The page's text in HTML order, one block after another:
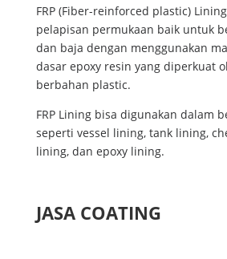
FRP (Fiber-reinforced plastic)
pelapisan permukaan baik untuk
dan baja dengan menggunakan
dasar epoxy resin yang diperkuat
berbahan plastic.
FRP Lining bisa digunakan dalam
seperti vessel lining, tank lining,
lining, dan epoxy lining.
JASA COATING